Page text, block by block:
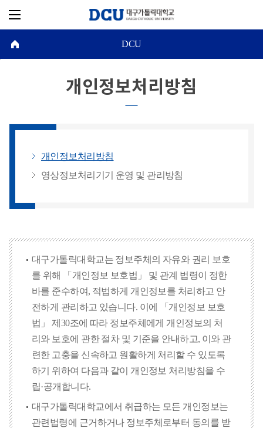
DCU
개인정보처리방침
개인정보처리방침
영상정보처리기기 운영 및 관리방침
대구가톨릭대학교는 정보주체의 자유와 권리 보호
를 위해 「개인정보 보호법」 및 관계 법령이 정한
바를 준수하여, 적법하게 개인정보를 처리하고 안
전하게 관리하고 있습니다. 이에 「개인정보 보호
법」 제30조에 따라 정보주체에게 개인정보의 처
리와 보호에 관한 절차 및 기준을 안내하고, 이와 관
련한 고충을 신속하고 원활하게 처리할 수 있도록
하기 위하여 다음과 같이 개인정보 처리방침을 수
립·공개합니다.
대구가톨릭대학교에서 취급하는 모든 개인정보는
관련법령에 근거하거나 정보주체로부터 동의를 받